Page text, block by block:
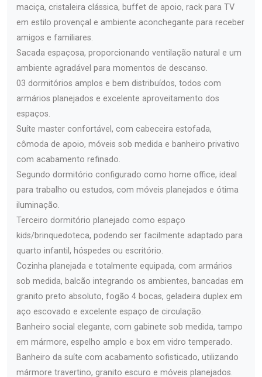
maciça, cristaleira clássica, buffet de apoio, rack para TV
em estilo provençal e ambiente aconchegante para receber
amigos e familiares.
Sacada espaçosa, proporcionando ventilação natural e um
ambiente agradável para momentos de descanso.
03 dormitórios amplos e bem distribuídos, todos com
armários planejados e excelente aproveitamento dos
espaços.
Suíte master confortável, com cabeceira estofada,
cômoda de apoio, móveis sob medida e banheiro privativo
com acabamento refinado.
Segundo dormitório configurado como home office, ideal
para trabalho ou estudos, com móveis planejados e ótima
iluminação.
Terceiro dormitório planejado como espaço
kids/brinquedoteca, podendo ser facilmente adaptado para
quarto infantil, hóspedes ou escritório.
Cozinha planejada e totalmente equipada, com armários
sob medida, balcão integrando os ambientes, bancadas em
granito preto absoluto, fogão 4 bocas, geladeira duplex em
aço escovado e excelente espaço de circulação.
Banheiro social elegante, com gabinete sob medida, tampo
em mármore, espelho amplo e box em vidro temperado.
Banheiro da suíte com acabamento sofisticado, utilizando
mármore travertino, granito escuro e móveis planejados.